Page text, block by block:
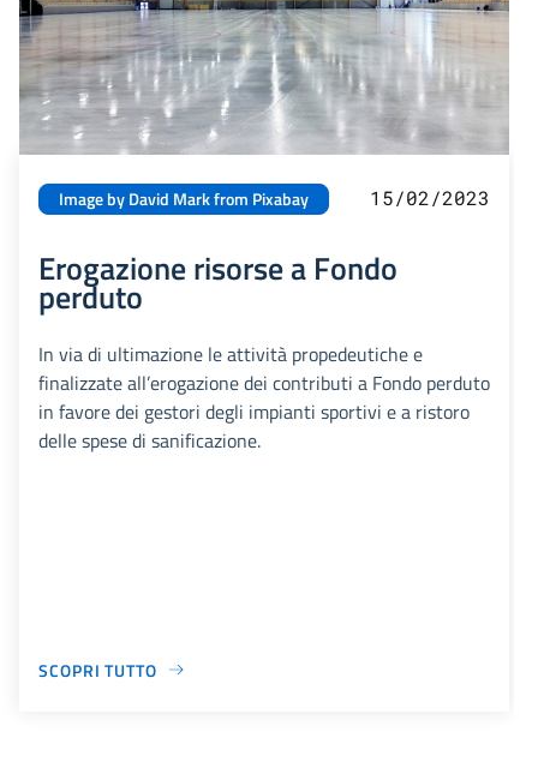
Image by David Mark from Pixabay 15/02/2023
Erogazione risorse a Fondo
perduto
In via di ultimazione le attività propedeutiche e
finalizzate all’erogazione dei contributi a Fondo perduto
in favore dei gestori degli impianti sportivi e a ristoro
delle spese di sanificazione.
SCOPRI TUTTO